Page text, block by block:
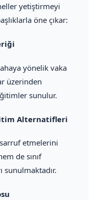
yetiştirmeyi
öne çıkar:
yönelik vaka
üzerinden
sunulur.
Alternatifleri
etmelerini
de sınıf
sunulmaktadır.